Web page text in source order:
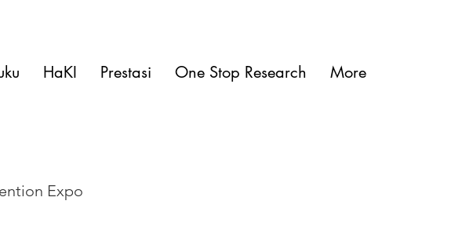
HaKI Prestasi One Stop Research More
Expo